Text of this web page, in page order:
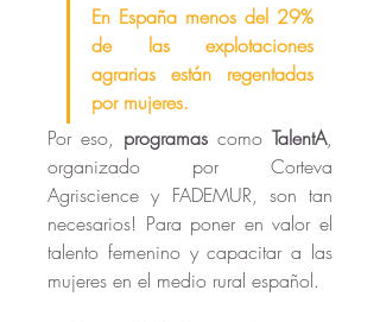
En España menos del 29%
de las explotaciones
agrarias están regentadas
por mujeres.
Por eso, programas como TalentA,
organizado por Corteva
Agriscience y FADEMUR, son tan
necesarios! Para poner en valor el
talento femenino y capacitar a las
mujeres en el medio rural español.